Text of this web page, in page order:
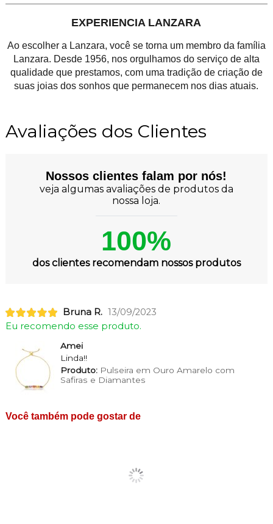
EXPERIENCIA LANZARA
Ao escolher a Lanzara, você se torna um membro da família
Lanzara. Desde 1956, nos orgulhamos do serviço de alta
qualidade que prestamos, com uma tradição de criação de
suas joias dos sonhos que permanecem nos dias atuais.
Avaliações dos Clientes
Nossos clientes falam por nós!
veja algumas avaliações de produtos da
nossa loja.
100%
dos clientes recomendam nossos produtos
Bruna R. 13/09/2023
Eu recomendo esse produto.
Amei
Linda!!
Produto:Pulseira em Ouro Amarelo com
Safiras e Diamantes
Você também pode gostar de